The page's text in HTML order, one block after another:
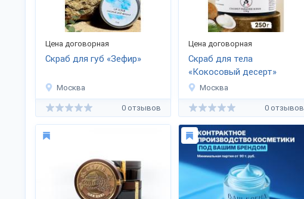
Цена договорная
Скраб для губ «Зефир»
Москва
0 отзывов
Цена договорная
Скраб для тела
«Кокосовый десерт»
Москва
0 отзывов